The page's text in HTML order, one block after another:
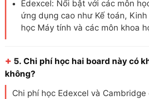
Edexcel: Nổi bật với các môn
ứng dụng cao như Kế toán,
học Máy tính và các môn khoa
+ 5. Chi phí học hai board này có
không?
Chi phí học Edexcel và